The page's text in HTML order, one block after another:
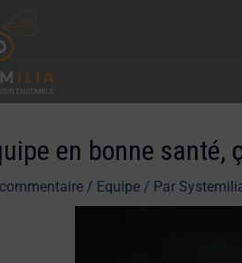
en bonne santé,
/ Equipe/ Par